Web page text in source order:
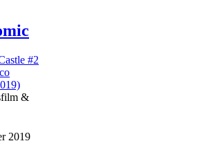
&
2019